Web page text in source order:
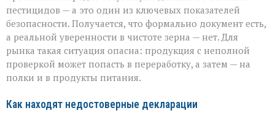
пестицидов — а это один из ключевых показателей
безопасности. Получается, что формально документ есть,
а реальной уверенности в чистоте зерна — нет. Для
рынка такая ситуация опасна: продукция с неполной
проверкой может попасть в переработку, а затем — на
полки и в продукты питания.
Как находят недостоверные декларации